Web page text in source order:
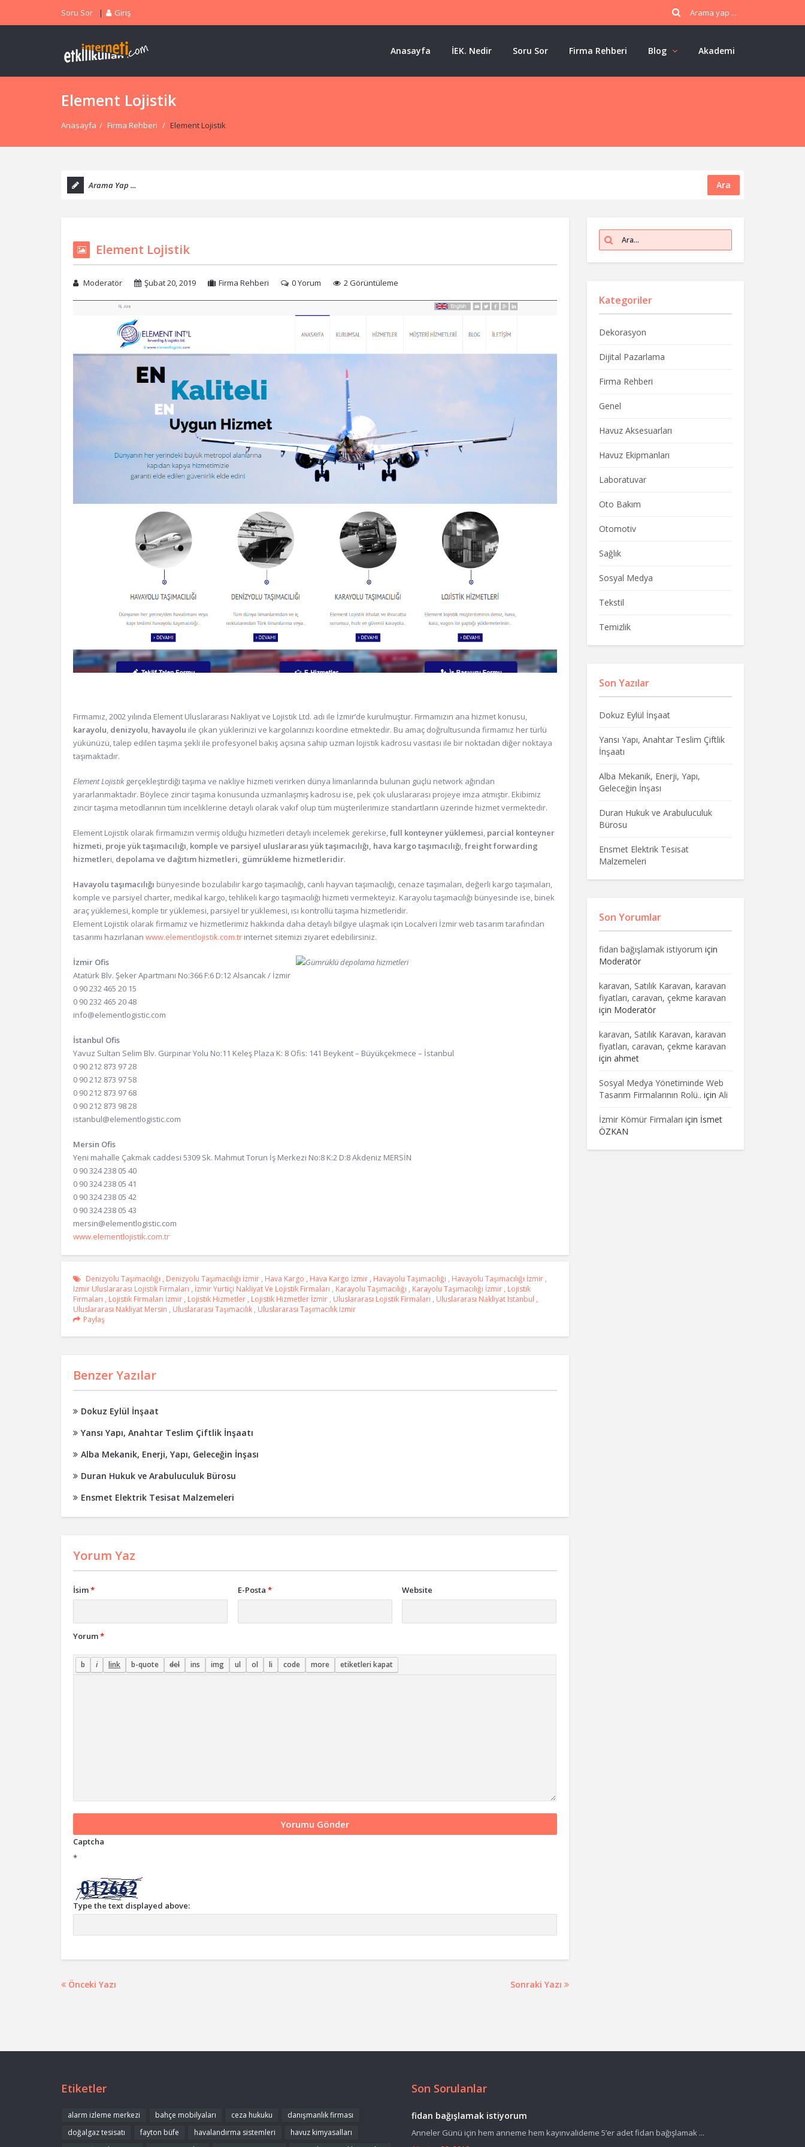
Soru Sor Giriş
Anasayfa İEK. Nedir Soru Sor Firma Rehberi Blog Akademi
Element Lojistik
Anasayfa / Firma Rehberi / Element Lojistik
Ara
Element Lojistik
Moderatör Şubat 20, 2019 Firma Rehberi 0 Yorum 2 Görüntüleme
Firmamız, 2002 yılında Element Uluslararası Nakliyat ve Lojistik Ltd. adı ile İzmir’de kurulmuştur. Firmamızın ana hizmet konusu,
karayolu, denizyolu, havayolu ile çıkan yüklerinizi ve kargolarınızı koordine etmektedir. Bu amaç doğrultusunda firmamız her türlü
yükünüzü, talep edilen taşıma şekli ile profesyonel bakış açısına sahip uzman lojistik kadrosu vasıtası ile bir noktadan diğer noktaya
taşımaktadır.
Element Lojistikgerçekleştirdiği taşıma ve nakliye hizmeti verirken dünya limanlarında bulunan güçlü network ağından
yararlanmaktadır. Böylece zincir taşıma konusunda uzmanlaşmış kadrosu ise, pek çok uluslararası projeye imza atmıştır. Ekibimiz
zincir taşıma metodlarının tüm inceliklerine detaylı olarak vakıf olup tüm müşterilerimize standartların üzerinde hizmet vermektedir.
Element Lojistik olarak firmamızın vermiş olduğu hizmetleri detaylı incelemek gerekirse,full konteyner yüklemesi, parcial konteyner
hizmeti, proje yük taşımacılığı, komple ve parsiyel uluslararası yük taşımacılığı, hava kargo taşımacılığı,freight forwarding
hizmetleri, depolama ve dağıtım hizmetleri, gümrükleme hizmetleridir.
Havayolu taşımacılığı bünyesinde bozulabilir kargo taşımacılığı, canlı hayvan taşımacılığı, cenaze taşımaları, değerli kargo taşımaları,
komple ve parsiyel charter, medikal kargo, tehlikeli kargo taşımacılığı hizmeti vermekteyiz. Karayolu taşımacılığı bünyesinde ise, binek
araç yüklemesi, komple tır yüklemesi, parsiyel tır yüklemesi, ısı kontrollü taşıma hizmetleridir.
Element Lojistik olarak firmamız ve hizmetlerimiz hakkında daha detaylı bilgiye ulaşmak için Localveri İzmir web tasarım tarafından
tasarımı hazırlanan www.elementlojistik.com.tr internet sitemizi ziyaret edebilirsiniz.
İzmir Ofis
Atatürk Blv. Şeker Apartmanı No:366 F:6 D:12 Alsancak / İzmir
0 90 232 465 20 15
0 90 232 465 20 48
info@elementlogistic.com
İstanbul Ofis
Yavuz Sultan Selim Blv. Gürpınar Yolu No:11 Keleş Plaza K: 8 Ofis: 141 Beykent – Büyükçekmece – İstanbul
0 90 212 873 97 28
0 90 212 873 97 58
0 90 212 873 97 68
0 90 212 873 98 28
istanbul@elementlogistic.com
Mersin Ofis
Yeni mahalle Çakmak caddesi 5309 Sk. Mahmut Torun İş Merkezi No:8 K:2 D:8 Akdeniz MERSİN
0 90 324 238 05 40
0 90 324 238 05 41
0 90 324 238 05 42
0 90 324 238 05 43
mersin@elementlogistic.com
www.elementlojistik.com.tr
Denizyolu Taşımacılığı , Denizyolu Taşımacılığı İzmir , Hava Kargo , Hava Kargo İzmir , Havayolu Taşımacılığı , Havayolu Taşımacılığı İzmir ,
Izmir Uluslararası Lojistik Firmaları , İzmir Yurtiçi Nakliyat Ve Lojistik Firmaları , Karayolu Taşımacılığı , Karayolu Taşımacılığı İzmir , Lojistik
Firmaları , Lojistik Firmaları İzmir , Lojistik Hizmetler , Lojistik Hizmetler İzmir , Uluslararası Lojistik Firmaları , Uluslararası Nakliyat Istanbul ,
Uluslararası Nakliyat Mersin , Uluslararası Taşımacılık , Uluslararası Taşımacılık Izmir
Paylaş
Benzer Yazılar
Dokuz Eylül İnşaat
Yansı Yapı, Anahtar Teslim Çiftlik İnşaatı
Alba Mekanik, Enerji, Yapı, Geleceğin İnşası
Duran Hukuk ve Arabuluculuk Bürosu
Ensmet Elektrik Tesisat Malzemeleri
Yorum Yaz
İsim* E-Posta * Website
Yorum*
Captcha
*
Type the text displayed above:
Önceki Yazı Sonraki Yazı
Kategoriler
Dekorasyon
Dijital Pazarlama
Firma Rehberi
Genel
Havuz Aksesuarları
Havuz Ekipmanları
Laboratuvar
Oto Bakım
Otomotiv
Sağlık
Sosyal Medya
Tekstil
Temizlik
Son Yazılar
Dokuz Eylül İnşaat
Yansı Yapı, Anahtar Teslim Çiftlik
İnşaatı
Alba Mekanik, Enerji, Yapı,
Geleceğin İnşası
Duran Hukuk ve Arabuluculuk
Bürosu
Ensmet Elektrik Tesisat
Malzemeleri
Son Yorumlar
fidan bağışlamak istiyorum için
Moderatör
karavan, Satılık Karavan, karavan
fiyatları, caravan, çekme karavan
için Moderatör
karavan, Satılık Karavan, karavan
fiyatları, caravan, çekme karavan
için ahmet
Sosyal Medya Yönetiminde Web
Tasarım Firmalarının Rolü.. için Ali
İzmir Kömür Firmaları için İsmet
ÖZKAN
Etiketler
alarm izleme merkezi bahçe mobilyaları ceza hukuku
danışmanlık firması
doğalgaz tesisatı
fayton büfe havalandırma sistemleri
havuz kimyasalları
Son Sorulanlar
fidan bağışlamak istiyorum
Anneler Günü için hem anneme hem kayınvalideme 5’er adet fidan bağışlamak ...